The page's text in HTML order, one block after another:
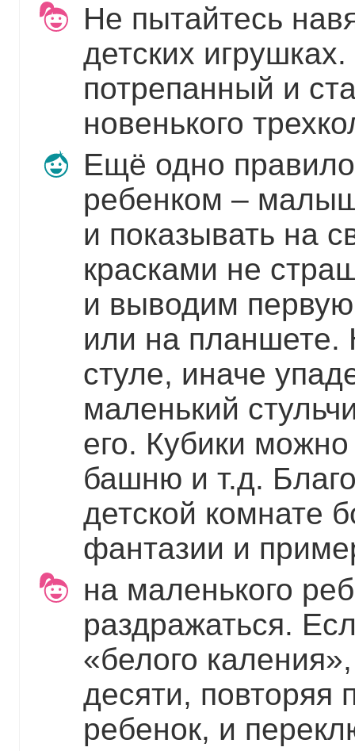
Не пытайтесь
детских
потрепанный и
новенького
Ещё одно
ребенком –
и показывать на
красками не
и выводим
или на планшете.
стуле, иначе
маленький
его. Кубики можно
башню и т.д.
детской комнате
фантазии и
на маленького
раздражаться.
«белого
десяти, повторяя
ребенок, и